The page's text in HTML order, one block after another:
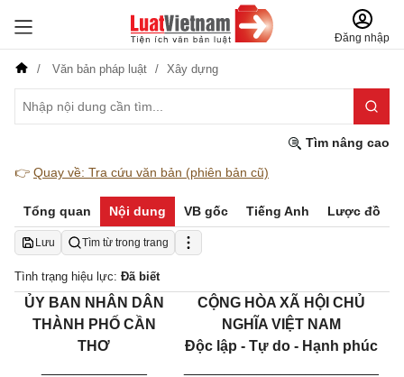
Đăng nhập
Văn bản pháp luật Xây dựng
Tìm nâng cao
👉 Quay về: Tra cứu văn bản (phiên bản cũ)
Tổng quan Nội dung VB gốc Tiếng Anh Lược đồ
Lưu Tìm từ trong trang
Tình trạng hiệu lực: Đã biết
ỦY BAN NHÂN DÂN
THÀNH PHỐ CẦN
THƠ
CỘNG HÒA XÃ HỘI CHỦ
NGHĨA VIỆT NAM
Độc lập - Tự do - Hạnh phúc